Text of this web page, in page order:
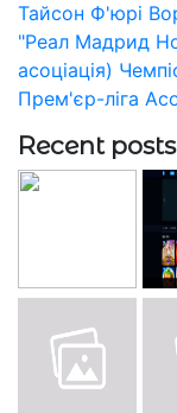
Тайсон Ф'юрі
"Реал Мадрид
асоціація)
Прем'єр-ліга
Recent posts